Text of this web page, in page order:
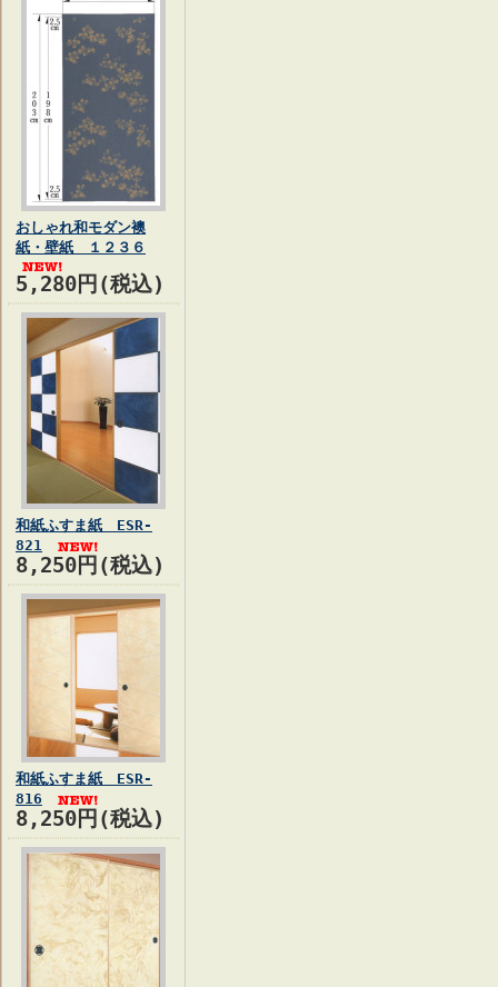
おしゃれ和モダン襖
紙・壁紙 １２３６
5,280円(税込)
和紙ふすま紙 ESR-
821
8,250円(税込)
和紙ふすま紙 ESR-
816
8,250円(税込)